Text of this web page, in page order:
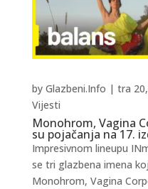
Monohrom, Vagina
su pojačanja na 17.
by Glazbeni.Info | tra
Vijesti
Impresivnom lineupu
se tri glazbena imena
Monohrom, Vagina